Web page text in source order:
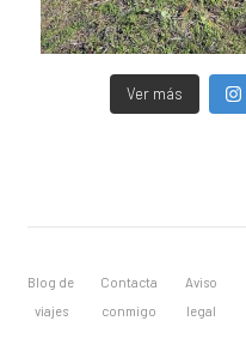
Ver más
Blog de
viajes
Contacta
conmigo
Aviso
legal